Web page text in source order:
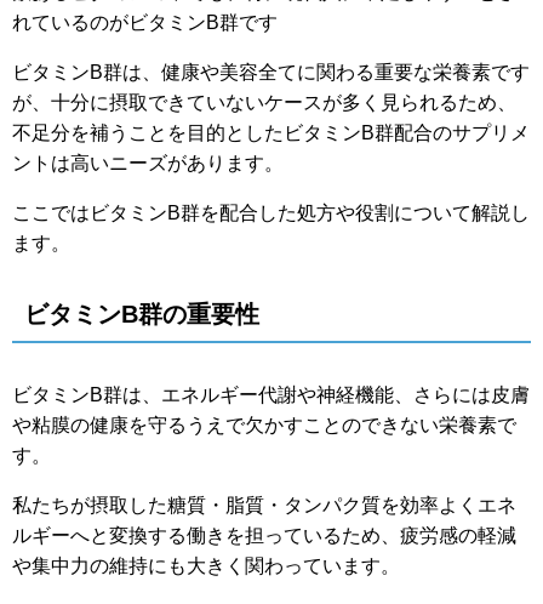
れているのがビタミンB群です
ビタミンB群は、健康や美容全てに関わる重要な栄養素です
が、十分に摂取できていないケースが多く見られるため、
不足分を補うことを目的としたビタミンB群配合のサプリメ
ントは高いニーズがあります。
ここではビタミンB群を配合した処方や役割について解説し
ます。
ビタミンB群の重要性
ビタミンB群は、エネルギー代謝や神経機能、さらには皮膚
や粘膜の健康を守るうえで欠かすことのできない栄養素で
す。
私たちが摂取した糖質・脂質・タンパク質を効率よくエネ
ルギーへと変換する働きを担っているため、疲労感の軽減
や集中力の維持にも大きく関わっています。